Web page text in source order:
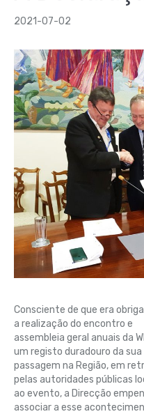
2021-07-02
Consciente de que era
a realização do encontro e
assembleia geral anuais da
um registo duradouro da sua
passagem na Região, em
pelas autoridades públicas
ao evento, a Direcção
associar a esse